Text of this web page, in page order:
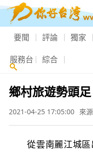
要聞 評論 獨家
服務台 綜合
鄉村旅遊勢頭足
2021-04-25 17:05:00 來
從雲南麗江城區